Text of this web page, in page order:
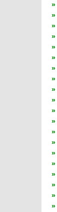
»
»
»
»
»
»
»
»
»
»
»
»
»
»
»
»
»
»
»
»